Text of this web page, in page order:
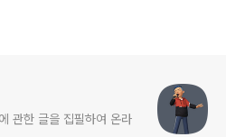
관한 글을 집필하여 온라